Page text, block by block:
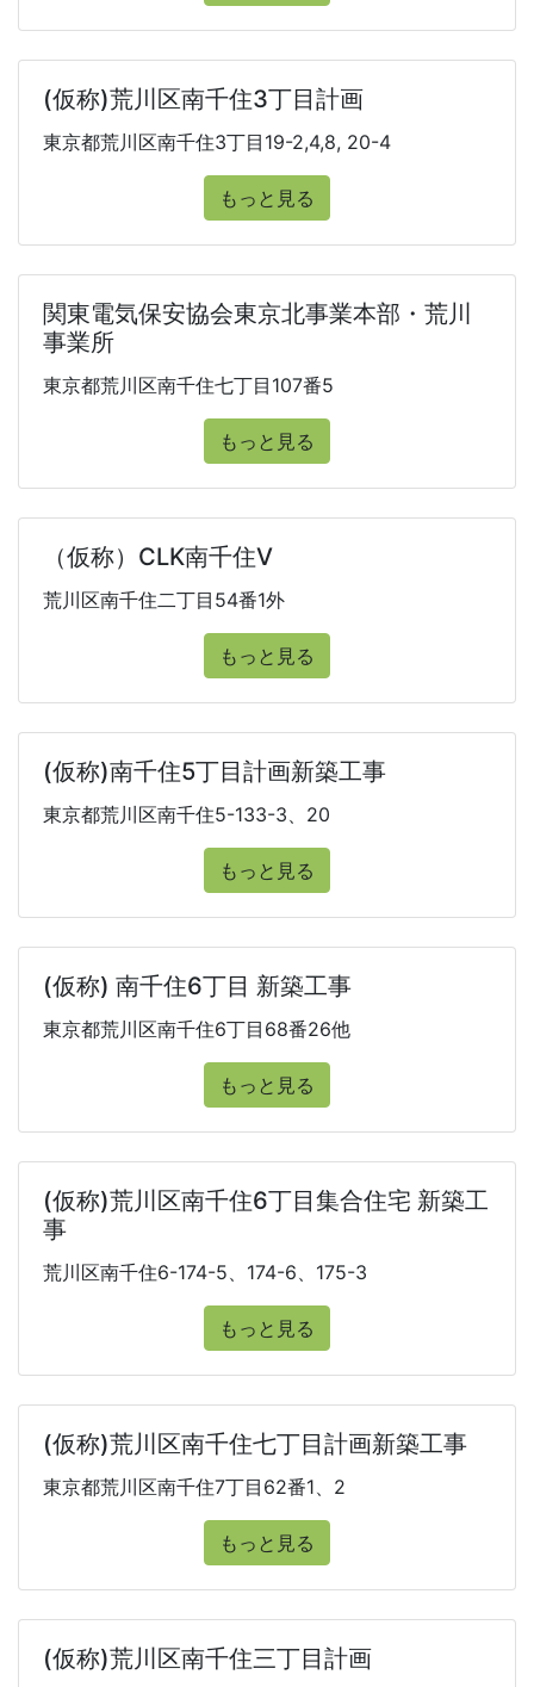
(仮称)荒川区南千住3丁目計画
東京都荒川区南千住3丁目19-2,4,8, 20-4
もっと見る
関東電気保安協会東京北事業本部・荒川
事業所
東京都荒川区南千住七丁目107番5
もっと見る
（仮称）CLK南千住Ⅴ
荒川区南千住二丁目54番1外
もっと見る
(仮称)南千住5丁目計画新築工事
東京都荒川区南千住5-133-3、20
もっと見る
(仮称) 南千住6丁目 新築工事
東京都荒川区南千住6丁目68番26他
もっと見る
(仮称)荒川区南千住6丁目集合住宅 新築工
事
荒川区南千住6-174-5、174-6、175-3
もっと見る
(仮称)荒川区南千住七丁目計画新築工事
東京都荒川区南千住7丁目62番1、2
もっと見る
(仮称)荒川区南千住三丁目計画